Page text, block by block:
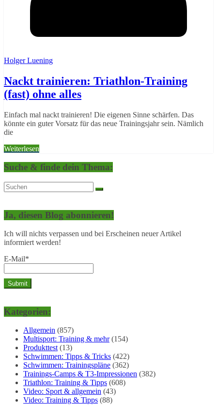
Holger Luening
Nackt trainieren: Triathlon-Training
(fast) ohne alles
Einfach mal nackt trainieren! Die eigenen Sinne schärfen. Das
könnte ein guter Vorsatz für das neue Trainingsjahr sein. Nämlich
die
Weiterlesen
Suche & finde dein Thema:
Ja, diesen Blog abonnieren!
Ich will nichts verpassen und bei Erscheinen neuer Artikel
informiert werden!
E-Mail*
Kategorien:
Allgemein (857)
Multisport: Training & mehr(154)
Produkttest(13)
Schwimmen: Tipps & Tricks (422)
Schwimmen: Trainingspläne (362)
Trainings-Camps & T3-Impressionen (382)
Triathlon: Training & Tipps (608)
Video: Sport & allgemein (43)
Video: Training & Tipps (88)